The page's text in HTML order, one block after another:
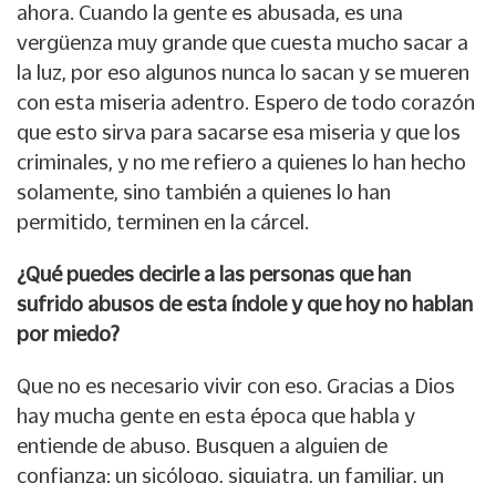
ahora. Cuando la gente es abusada, es una
vergüenza muy grande que cuesta mucho sacar a
la luz, por eso algunos nunca lo sacan y se mueren
con esta miseria adentro. Espero de todo corazón
que esto sirva para sacarse esa miseria y que los
criminales, y no me refiero a quienes lo han hecho
solamente, sino también a quienes lo han
permitido, terminen en la cárcel.
¿Qué puedes decirle a las personas que han
sufrido abusos de esta índole y que hoy no hablan
por miedo?
Que no es necesario vivir con eso. Gracias a Dios
hay mucha gente en esta época que habla y
entiende de abuso. Busquen a alguien de
confianza; un sicólogo, siquiatra, un familiar, un